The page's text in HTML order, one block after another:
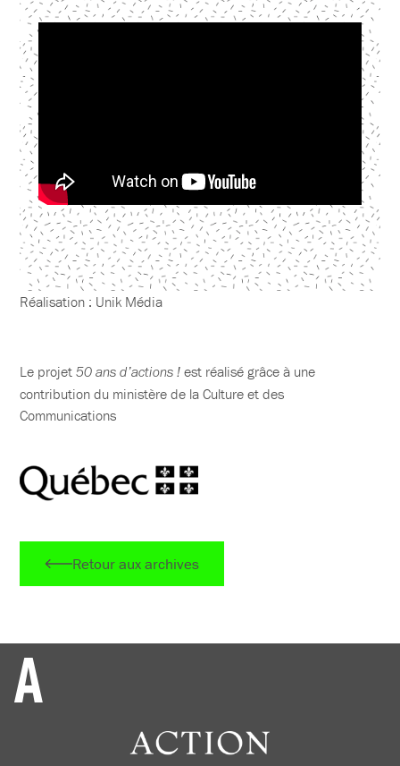
Réalisation : Unik Média
Le projet50 ans d’actions ! est réalisé grâce à une
contribution du ministère de la Culture et des
Communications
Retour aux archives